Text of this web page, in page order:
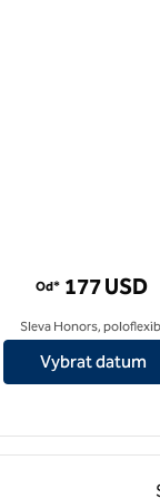
San Jose
Od* 177 USD
Sleva Honors,
Vybrat datum